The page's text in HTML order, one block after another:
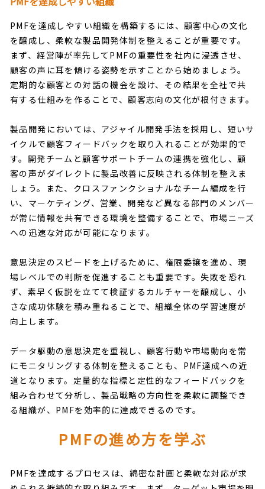
PMFを達成しやすい組織を構築するには、顧客中心の文化
を醸成し、柔軟な製品開発体制を整えることが重要です。
まず、経営陣が率先してPMFの重要性を社内に浸透させ、
顧客の声に耳を傾ける姿勢を示すことから始めましょう。
定期的な顧客との対話の機会を設け、その結果を全社で共
有する仕組みを作ることで、顧客志向の文化が根付きます。
製品開発においては、アジャイル開発手法を採用し、短いサ
イクルで顧客フィードバックを取り入れることが効果的で
す。開発チームと顧客サポートチームの連携を強化し、顧
客の声がダイレクトに製品改善に反映される体制を整えま
しょう。また、クロスファンクショナルなチーム編成を行
い、マーケティング、営業、開発など異なる部門のメンバー
が常に情報を共有できる環境を整備することで、市場ニーズ
への迅速な対応が可能になります。
意思決定のスピードを上げるために、権限委譲を進め、現
場レベルでの判断を促進することも重要です。失敗を恐れ
ず、素早く仮説を立てて検証するカルチャーを醸成し、小
さな成功体験を積み重ねることで、組織全体の学習速度が
向上します。
データ駆動の意思決定を重視し、顧客行動や市場動向を常
にモニタリングする体制を整えることも、PMF達成への近
道となります。定量的な指標と定性的なフィードバックを
組み合わせて分析し、製品戦略の方向性を柔軟に調整でき
る組織が、PMFを効率的に達成できるのです。
PMFの進め方を学ぶ
PMFを達成するプロセスは、綿密な計画と柔軟な対応が求